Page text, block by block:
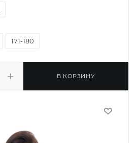
В КОРЗИНУ
171-180